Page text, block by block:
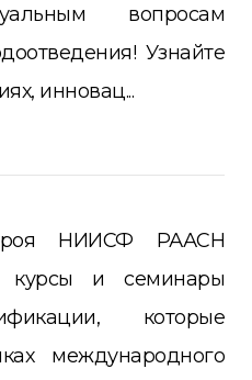
вопросам
Узнайте
инновац...
НИИСФ РААСН
курсы и семинары
которые
международного